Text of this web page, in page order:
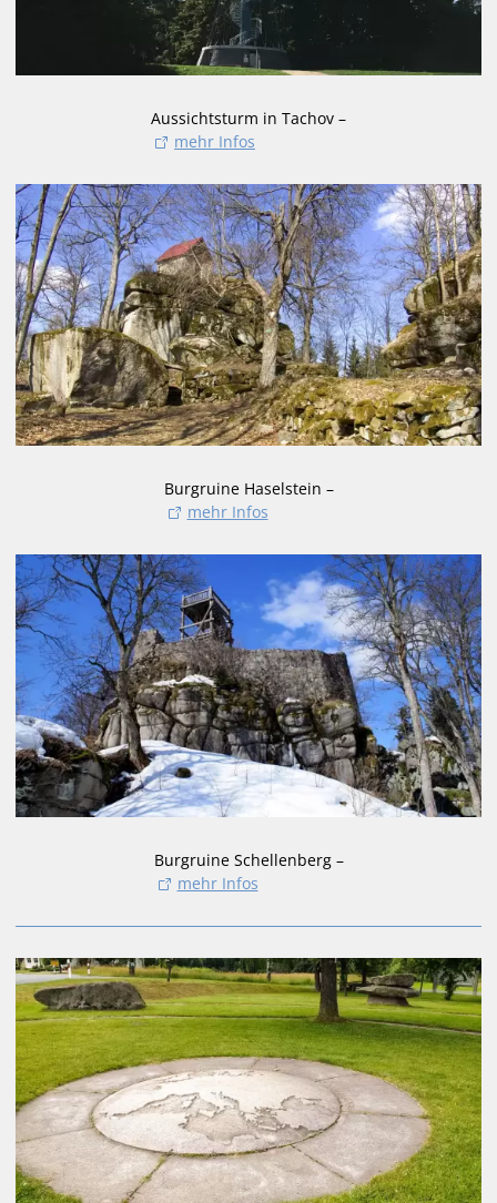
Aussichtsturm in Tachov –
mehr Infos
Burgruine Haselstein –
mehr Infos
Burgruine Schellenberg –
mehr Infos